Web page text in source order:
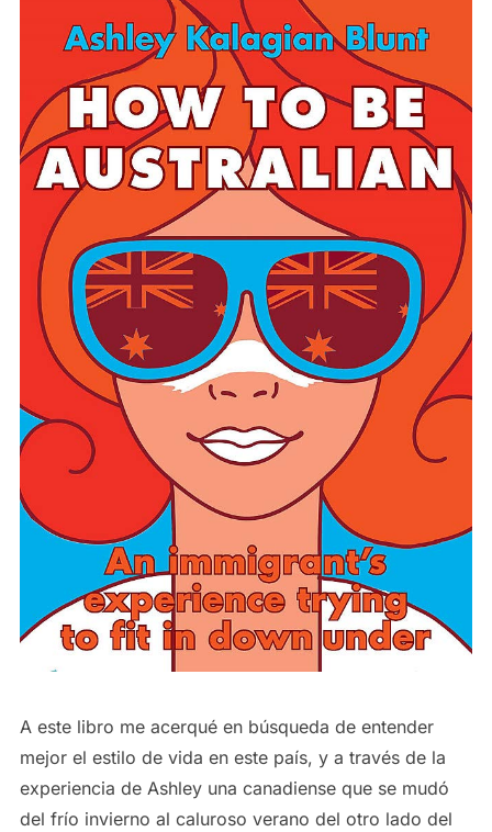
A este libro me acerqué en búsqueda de entender
mejor el estilo de vida en este país, y a través de la
experiencia de Ashley una canadiense que se mudó
del frío invierno al caluroso verano del otro lado del